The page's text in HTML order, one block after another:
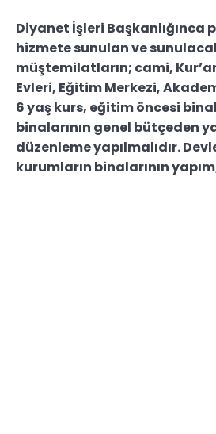
Diyanet İşleri Başkanlığınca
hizmete sunulan ve
müştemilatların; cami,
Evleri, Eğitim Merkezi,
6 yaş kurs, eğitim öncesi
binalarının genel bütçeden
düzenleme yapılmalıdır.
kurumların binalarının